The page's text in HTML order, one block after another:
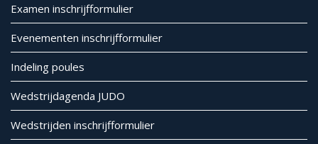
Examen inschrijfformulier
Evenementen inschrijfformulier
Indeling poules
Wedstrijdagenda JUDO
Wedstrijden inschrijfformulier